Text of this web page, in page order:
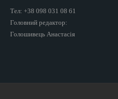
Тел: +38 098 031 08 61
Головний редактор:
Голошивець Анастасія